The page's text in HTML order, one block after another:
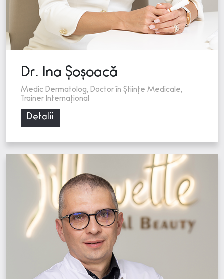
Dr. Ina Șoșoacă
Medic Dermatolog, Doctor în Științe Medicale,
Trainer Internațional
Detalii